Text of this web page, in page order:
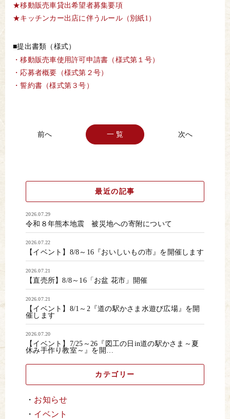
★移動販売車貸出希望者募集要項
★キッチンカー出店に伴うルール（別紙1）
■提出書類（様式）
・移動販売車使用許可申請書（様式第１号）
・応募者概要（様式第２号）
・誓約書（様式第３号）
一 覧
最近の記事
2026.07.29
令和８年熊本地震 被災地への寄附について
2026.07.22
【イベント】8/8～16『おいしいもの市』を開催します
2026.07.21
【直売所】8/8～16「お盆 花市」開催
2026.07.21
【イベント】8/1～2『道の駅かさま水遊び広場』を開
催します
2026.07.20
【イベント】7/25～26『図工の日in道の駅かさま～夏
休み手作り教室～』を開…
カテゴリー
お知らせ
イベント